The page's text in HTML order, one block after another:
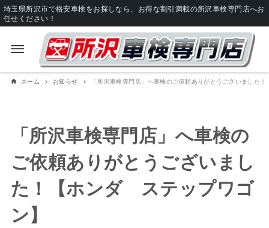
埼玉県所沢市で格安車検をお探しなら、お得な割引満載の所沢車検専門店へお
任せください！
ホーム お知らせ 「所沢車検専門店」へ車検のご依頼ありがとうございました
「所沢車検専門店」へ車検の
ご依頼ありがとうございまし
た！【ホンダ ステップワゴ
ン】